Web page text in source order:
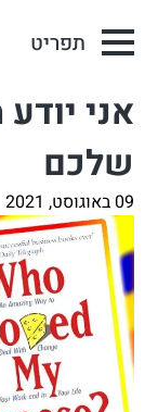
תפריט
אני
שלכם
09 באוגוסט, 2021